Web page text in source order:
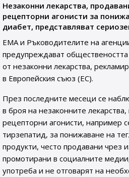
Незаконни лекарства,
рецепторни агонисти за
диабет, представляват
EMA и Ръководителите на
предупреждават обществеността
от незаконни лекарства,
в Европейския съюз (EС).
През последните месеци се
в броя на незаконните
рецепторни агонисти, например
тирзепатид, за понижаване на
продукти, често продавани чрез
промотирани в социалните
употреба и не отговарят на